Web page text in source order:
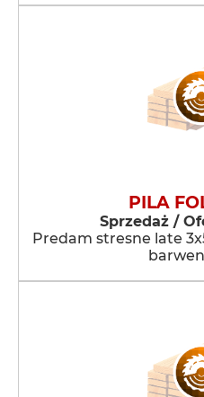
PILA
Sprzedaż /
Predam stresne late